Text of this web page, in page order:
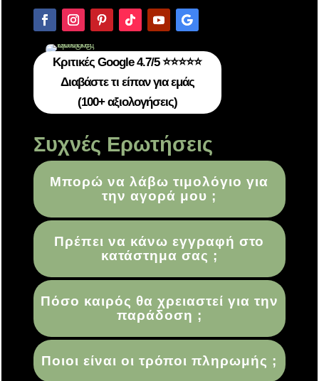
Κριτικές Google 4.7/5 ⭐⭐⭐⭐⭐
Διαβάστε τι είπαν για εμάς
(100+ αξιολογήσεις)
Συχνές Ερωτήσεις
Μπορώ να λάβω τιμολόγιο για
την αγορά μου ;
Πρέπει να κάνω εγγραφή στο
κατάστημα σας ;
Πόσο καιρός θα χρειαστεί για την
παράδοση ;
Ποιοι είναι οι τρόποι πληρωμής ;